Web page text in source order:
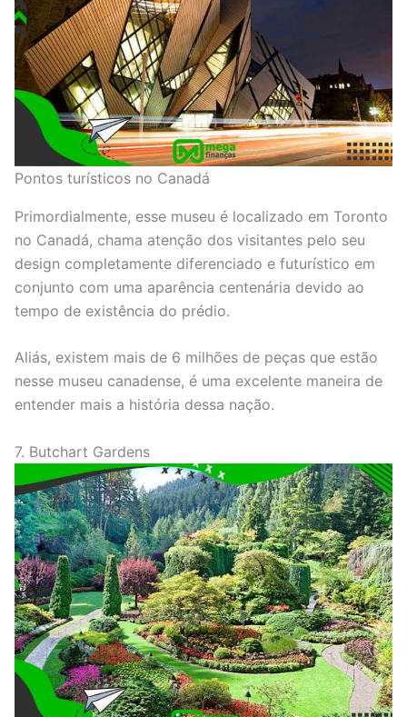
Pontos turísticos no Canadá
Primordialmente, esse museu é localizado em Toronto
no Canadá, chama atenção dos visitantes pelo seu
design completamente diferenciado e futurístico em
conjunto com uma aparência centenária devido ao
tempo de existência do prédio.
Aliás, existem mais de 6 milhões de peças que estão
nesse museu canadense, é uma excelente maneira de
entender mais a história dessa nação.
7. Butchart Gardens